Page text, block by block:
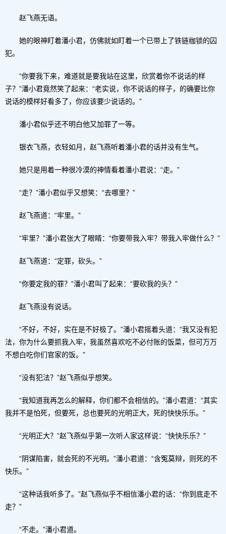
赵飞燕无语。
她的眼神盯着潘小君，仿佛就如盯着一个已带上了铁链枷锁的囚
犯。
“你要我下来，难道就是要我站在这里，欣赏着你不说话的样
子？”潘小君竟然笑了起来：“老实说，你不说话的样子，的确要比你
说话的模样好看多了，你应该要少说话的。”
潘小君似乎还不明白他又加罪了一等。
银衣飞燕，衣轻如月，赵飞燕听着潘小君的话并没有生气。
她只是用着一种很冷漠的神情看着潘小君说：“走。”
“走？”潘小君似乎又想笑：“去哪里？”
赵飞燕道：“牢里。”
“牢里？”潘小君张大了眼睛：“你要带我入牢？带我入牢做什么？”
赵飞燕道：“定罪，砍头。”
“你要定我的罪？”潘小君叫了起来：“要砍我的头？”
赵飞燕没有说话。
“不好，不好，实在是不好极了。”潘小君摇着头道：“我又没有犯
法，你为什么要抓我入牢，我虽然喜欢吃不必付账的饭菜，但可万万
不想白吃你们官家的饭。”
“没有犯法？”赵飞燕似乎想笑。
“我知道我再怎么的解释，你们都不会相信的。”潘小君道：“其实
我并不是怕死，但要死，总也要死的光明正大，死的快快乐乐。”
“光明正大？”赵飞燕似乎第一次听人家这样说：“快快乐乐？”
“阴谋陷害，就会死的不光明。”潘小君道：“含冤莫辩，则死的不
快乐。”
“这种话我听多了。”赵飞燕似乎不相信潘小君的话：“你到底走不
走？”
“不走。”潘小君道。